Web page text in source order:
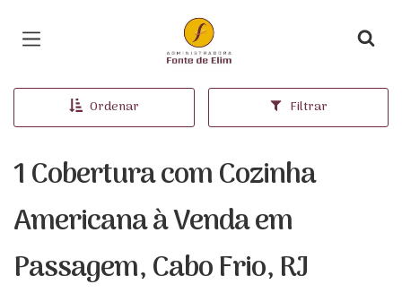
Página inicial
Ordenar Filtrar
1 Cobertura com Cozinha
Americana à Venda em
Passagem, Cabo Frio, RJ